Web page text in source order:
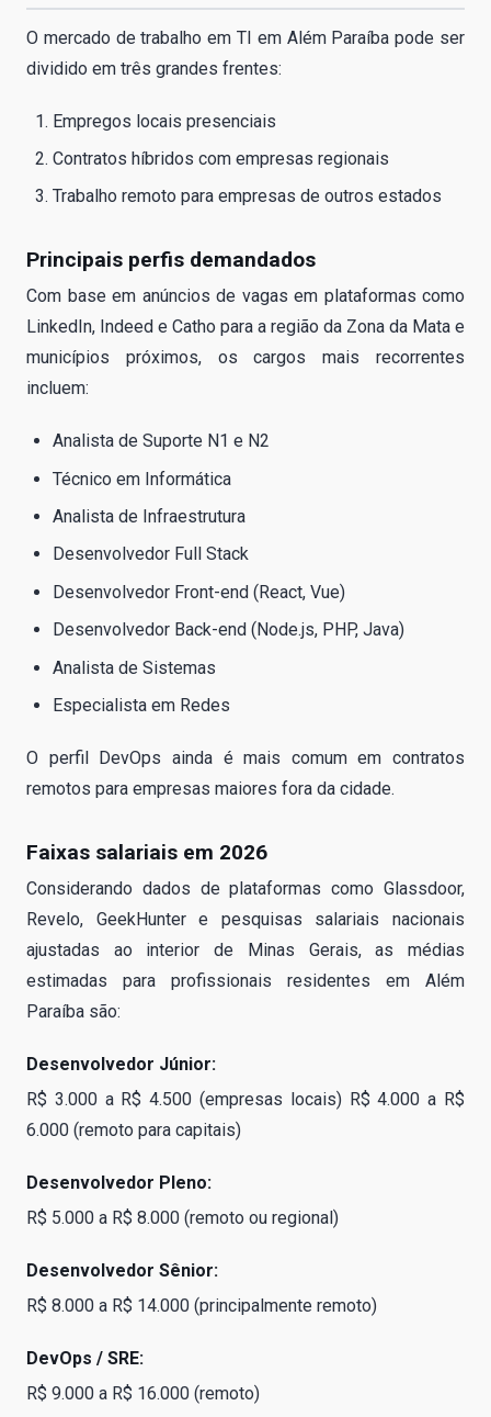
O mercado de trabalho em TI em Além Paraíba pode ser
dividido em três grandes frentes:
Empregos locais presenciais
Contratos híbridos com empresas regionais
Trabalho remoto para empresas de outros estados
Principais perfis demandados
Com base em anúncios de vagas em plataformas como
LinkedIn, Indeed e Catho para a região da Zona da Mata e
municípios próximos, os cargos mais recorrentes
incluem:
Analista de Suporte N1 e N2
Técnico em Informática
Analista de Infraestrutura
Desenvolvedor Full Stack
Desenvolvedor Front-end (React, Vue)
Desenvolvedor Back-end (Node.js, PHP, Java)
Analista de Sistemas
Especialista em Redes
O perfil DevOps ainda é mais comum em contratos
remotos para empresas maiores fora da cidade.
Faixas salariais em 2026
Considerando dados de plataformas como Glassdoor,
Revelo, GeekHunter e pesquisas salariais nacionais
ajustadas ao interior de Minas Gerais, as médias
estimadas para profissionais residentes em Além
Paraíba são:
Desenvolvedor Júnior:
R$ 3.000 a R$ 4.500 (empresas locais) R$ 4.000 a R$
6.000 (remoto para capitais)
Desenvolvedor Pleno:
R$ 5.000 a R$ 8.000 (remoto ou regional)
Desenvolvedor Sênior:
R$ 8.000 a R$ 14.000 (principalmente remoto)
DevOps / SRE:
R$ 9.000 a R$ 16.000 (remoto)